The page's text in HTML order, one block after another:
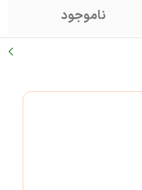
ناموجود